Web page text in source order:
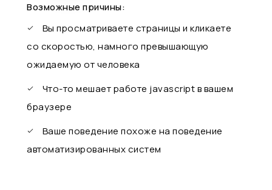
Возможные причины:
Вы просматриваете страницы и кликаете
со скоростью, намного превышающую
ожидаемую от человека
Что-то мешает работе javascript в вашем
браузере
Ваше поведение похоже на поведение
автоматизированных систем